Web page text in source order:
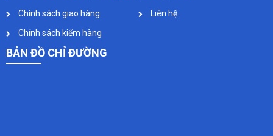
Chính sách giao hàng
Chính sách kiểm hàng
Liên hệ
BẢN ĐỒ CHỈ ĐƯỜNG